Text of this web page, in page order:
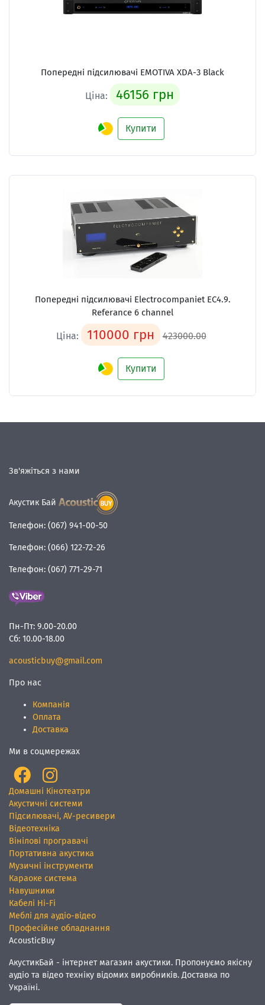
Попередні підсилювачі EMOTIVA XDA-3 Black
Ціна: 46156 грн
Купити
Попередні підсилювачі Electrocompaniet EC4.9.
Referance 6 channel
Ціна: 110000 грн 423000.00
Купити
Зв'яжіться з нами
Акустик Бай
Телефон: (067) 941-00-50
Телефон: (066) 122-72-26
Телефон: (067) 771-29-71
Пн-Пт: 9.00-20.00
Сб: 10.00-18.00
acousticbuy@gmail.com
Про нас
Компанія
Оплата
Доставка
Ми в соцмережах
Домашні Кінотеатри
Акустичні системи
Підсилювачі, AV-ресивери
Відеотехніка
Вінілові програвачі
Портативна акустика
Музичні інструменти
Караоке система
Навушники
Кабелі Hi-Fi
Меблі для аудіо-відео
Професійне обладнання
AcousticBuy
АкустикБай - інтернет магазин акустики. Пропонуємо якісну
аудіо та відео техніку відомих виробників. Доставка по
Україні.